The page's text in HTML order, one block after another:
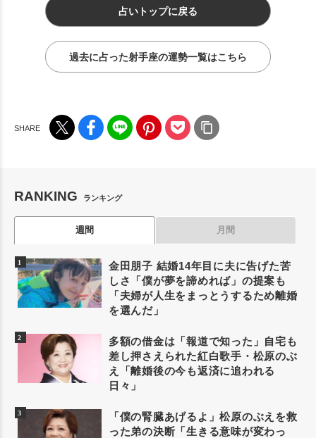
占いトップに戻る
過去に占った射手座の運勢一覧はこちら
RANKING ランキング
週間 月間
金田朋子 結婚14年目に夫に告げた苦
しさ「僕が夢を諦めれば」の提案も
「夫婦が人生をまっとうするため離婚
を選んだ」
多額の借金は「報道で知った」自宅も
差し押さえられた紅白歌手・松原のぶ
え「離婚後の今も返済に追われる
日々」
「僕の腎臓あげるよ」松原のぶえを救
った弟の決断「生きる意味が変わっ